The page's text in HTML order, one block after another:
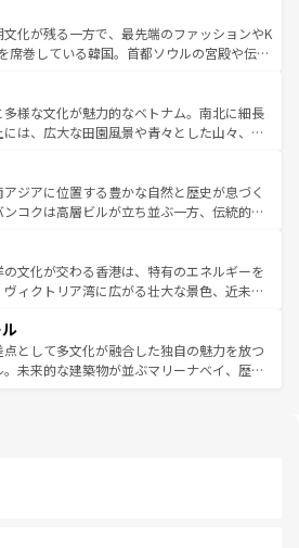
ほしい。 なお、新着のハワイ情報
一覧を参照してほしい。
ビティも充実しており、サーフィンやダイ
キングなど、アウトドア好きにはたまらな
リアの多彩な魅力を存分に味わいつくそ
。
山岳地帯である台湾東部など、都市の喧騒
さが共存しており、訪れる人に新しい発見と
てくれる。また、奥深い台湾の食文化も魅
判のスイーツなど、バラエティ豊かな料理
が味わえる。 なお、新着の台湾情報は コンテンツ一覧を参
文化が残る一方で、最先端のファッションやK
席巻している韓国。首都ソウルの宮殿や伝統
延ばせば四季折々の自然美を楽しむことが
て、キムチや焼肉、絶品のストリートフード
まな韓国料理が待っている。夜には、韓国な
ながら、韓国の多彩な魅力を心ゆくまで味
わってみてほしい。 なお、新着の韓国情報はコンテンツ一
ほしい。
多様な文化が魅力的なベトナム。南北に細長
には、広大な田園風景や青々とした山々、世
に伝統が息づく。ハノイの古い町並みやホ
ランス統治時代の建物も、独特の雰囲気を
る。また、バラエティの豊かさとおいしさで
バインミー、ベトナムコーヒーなどは、ぜ
いたい。どの地域を訪れてもあたたかい人々
えてくれるので、きっと忘れられない旅にな
。
ジアに位置する豊かな自然と歴史が息づく
ンコクは高層ビルが立ち並ぶ一方、伝統的な
ている。北部ではチェンマイなどの山岳地
れ合い、南部ではプーケットやクラビの美し
ゾート気分を楽しむことができる。タイ料理
一年中温暖で、どの季節にも異なる楽しみ
。親しみやすいタイの人々、仏教を中心とし
て多様な観光資源が、訪れる旅人を魅了し続
の文化が交わる香港は、特有のエネルギーを
ヴィクトリア湾に広がる壮大な景色、近未来
ても感動するはず。観光スポットが密集し
よく見どころを回れるのも魅力。息をのむよ
文化的な体験まで、香港を存分に楽しみ尽く
点として多文化が融合した独自の魅力を放つ
。未来的な建築物が並ぶマリーナベイ、歴史
は地元の風情を楽しめる外せないスポット